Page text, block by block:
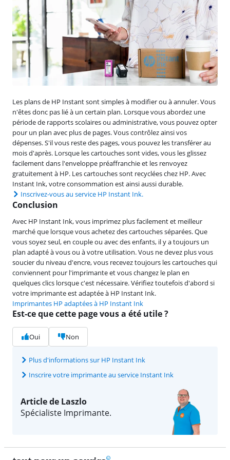
Les plans de HP Instant sont simples à modifier ou à annuler. Vous
n'êtes donc pas lié à un certain plan. Lorsque vous abordez une
période de rapports scolaires ou administrative, vous pouvez opter
pour un plan avec plus de pages. Vous contrôlez ainsi vos
dépenses. S'il vous reste des pages, vous pouvez les transférer au
mois d'après. Lorsque les cartouches sont vides, vous les glissez
facilement dans l'enveloppe préaffranchie et les renvoyez
gratuitement à HP. Les cartouches sont recyclées chez HP. Avec
Instant Ink, votre consommation est ainsi aussi durable.
Inscrivez-vous au service HP Instant Ink.
Conclusion
Avec HP Instant Ink, vous imprimez plus facilement et meilleur
marché que lorsque vous achetez des cartouches séparées. Que
vous soyez seul, en couple ou avec des enfants, il y a toujours un
plan adapté à vous ou à votre utilisation. Vous ne devez plus vous
soucier du niveau d'encre, vous recevez toujours les cartouches qui
conviennent pour l'imprimante et vous changez le plan en
quelques clics lorsque c'est nécessaire. Vérifiez toutefois d'abord si
votre imprimante est adaptée à HP Instant Ink.
Imprimantes HP adaptées à HP Instant Ink
Est-ce que cette page vous a été utile ?
Oui Non
Plus d'informations sur HP Instant Ink
Inscrire votre imprimante au service Instant Ink
Article de Laszlo
Spécialiste Imprimante.